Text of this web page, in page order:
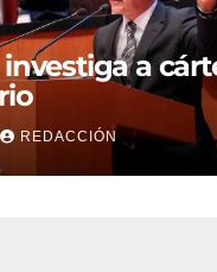
a
REDACCIÓN